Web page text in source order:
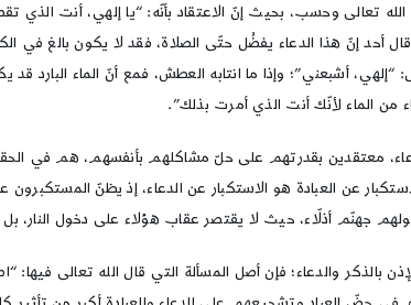
تعالى وحسب، بحيث إنّ الاعتقاد بأنّه: “يا إلهي، أنت الذي
أحد إنّ هذا الدعاء يفضُل حتّى الصلاة، فقد لا يكون بالغ في
أشبعني”؛ وإذا ما انتابه العطش، فمع أنّ الماء البارد
من الماء لأنّك أنت الذي أمرت بذلك”.
معتقدين بقدرتهم على حلّ مشاكلهم بأنفسهم، هم في
عن العبادة هو الاستكبار عن الدعاء، إذ يظنّ
جهنّم أذلّاء، حيث لا يقتصر عقاب هؤلاء على دخول النار، بل
بالذكر والدعاء؛ فإن أصل المسألة التي قال الله تعالى